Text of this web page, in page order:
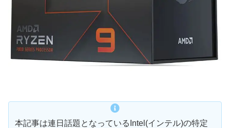
本記事は連日話題となっているIntel(インテル)の特定